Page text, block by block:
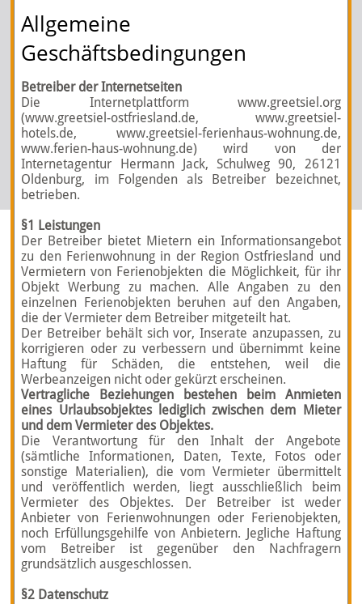
Allgemeine
Geschäftsbedingungen
Betreiber der Internetseiten
Die Internetplattform www.greetsiel.org
(www.greetsiel-ostfriesland.de, www.greetsiel-
hotels.de, www.greetsiel-ferienhaus-wohnung.de,
www.ferien-haus-wohnung.de) wird von der
Internetagentur Hermann Jack, Schulweg 90, 26121
Oldenburg, im Folgenden als Betreiber bezeichnet,
betrieben.
§1 Leistungen
Der Betreiber bietet Mietern ein Informationsangebot
zu den Ferienwohnung in der Region Ostfriesland und
Vermietern von Ferienobjekten die Möglichkeit, für ihr
Objekt Werbung zu machen. Alle Angaben zu den
einzelnen Ferienobjekten beruhen auf den Angaben,
die der Vermieter dem Betreiber mitgeteilt hat.
Der Betreiber behält sich vor, Inserate anzupassen, zu
korrigieren oder zu verbessern und übernimmt keine
Haftung für Schäden, die entstehen, weil die
Werbeanzeigen nicht oder gekürzt erscheinen.
Vertragliche Beziehungen bestehen beim Anmieten
eines Urlaubsobjektes lediglich zwischen dem Mieter
und dem Vermieter des Objektes.
Die Verantwortung für den Inhalt der Angebote
(sämtliche Informationen, Daten, Texte, Fotos oder
sonstige Materialien), die vom Vermieter übermittelt
und veröffentlich werden, liegt ausschließlich beim
Vermieter des Objektes. Der Betreiber ist weder
Anbieter von Ferienwohnungen oder Ferienobjekten,
noch Erfüllungsgehilfe von Anbietern. Jegliche Haftung
vom Betreiber ist gegenüber den Nachfragern
grundsätzlich ausgeschlossen.
§2 Datenschutz